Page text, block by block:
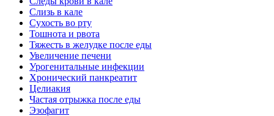
Слизь в кале
Сухость во рту
Тошнота и рвота
Тяжесть в желудке после еды
Увеличение печени
Урогенитальные инфекции
Хронический панкреатит
Целиакия
Частая отрыжка после еды
Эзофагит